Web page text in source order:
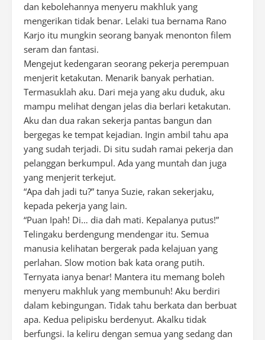
dan kebolehannya menyeru makhluk yang
mengerikan tidak benar. Lelaki tua bernama Rano
Karjo itu mungkin seorang banyak menonton filem
seram dan fantasi.
Mengejut kedengaran seorang pekerja perempuan
menjerit ketakutan. Menarik banyak perhatian.
Termasuklah aku. Dari meja yang aku duduk, aku
mampu melihat dengan jelas dia berlari ketakutan.
Aku dan dua rakan sekerja pantas bangun dan
bergegas ke tempat kejadian. Ingin ambil tahu apa
yang sudah terjadi. Di situ sudah ramai pekerja dan
pelanggan berkumpul. Ada yang muntah dan juga
yang menjerit terkejut.
“Apa dah jadi tu?” tanya Suzie, rakan sekerjaku,
kepada pekerja yang lain.
“Puan Ipah! Di… dia dah mati. Kepalanya putus!”
Telingaku berdengung mendengar itu. Semua
manusia kelihatan bergerak pada kelajuan yang
perlahan. Slow motion bak kata orang putih.
Ternyata ianya benar! Mantera itu memang boleh
menyeru makhluk yang membunuh! Aku berdiri
dalam kebingungan. Tidak tahu berkata dan berbuat
apa. Kedua pelipisku berdenyut. Akalku tidak
berfungsi. Ia keliru dengan semua yang sedang dan